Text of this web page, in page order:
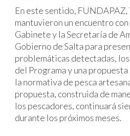
En este sentido, FUNDAPAZ,
mantuvieron un encuentro
Gabinete y la Secretaría de
Gobierno de Salta para
problemáticas detectadas,
del Programa y una
la normativa de pesca
propuesta, construida de
los pescadores, continuará
durante los próximos meses.